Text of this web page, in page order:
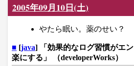
2005年09月10日(土)
やたら眠い。薬のせい？
■ [java] 「効果的なログ習慣がエ
楽にする」 （developerWorks）